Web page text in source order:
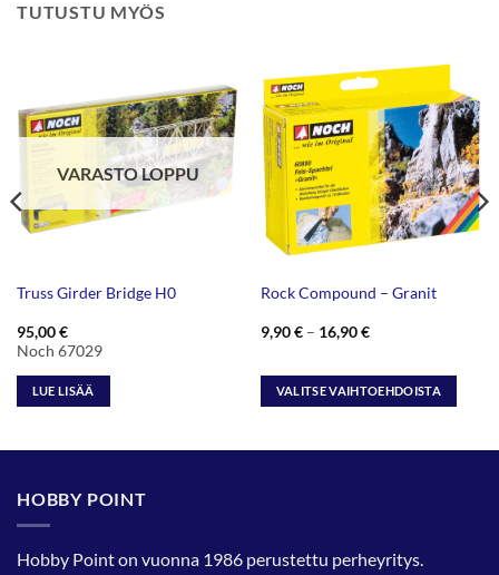
TUTUSTU MYÖS
VARASTO LOPPU
Truss Girder Bridge H0
95,00€
Noch 67029
LUE LISÄÄ
Rock Compound – Granit
9,90€ – 16,90€Hintaluokka:
16,90 €
VALITSE VAIHTOEHDOISTA
tehdä
HOBBY POINT
Hobby Point on vuonna 1986 perustettu perheyritys.